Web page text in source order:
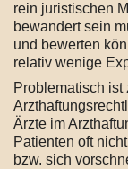
rein juristischen
bewandert sein
und bewerten
relativ wenige
Problematisch ist
Ärzte im
Patienten oft
bzw. sich